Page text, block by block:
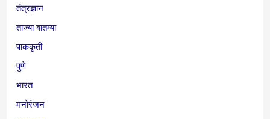
तंत्रज्ञान
ताज्या बातम्या
पाककृती
पुणे
भारत
मनोरंजन